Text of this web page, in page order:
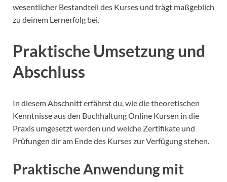
wesentlicher Bestandteil des Kurses und trägt maßgeblich
zu deinem Lernerfolg bei.
Praktische Umsetzung und
Abschluss
In diesem Abschnitt erfährst du, wie die theoretischen
Kenntnisse aus den Buchhaltung Online Kursen in die
Praxis umgesetzt werden und welche Zertifikate und
Prüfungen dir am Ende des Kurses zur Verfügung stehen.
Praktische Anwendung mit